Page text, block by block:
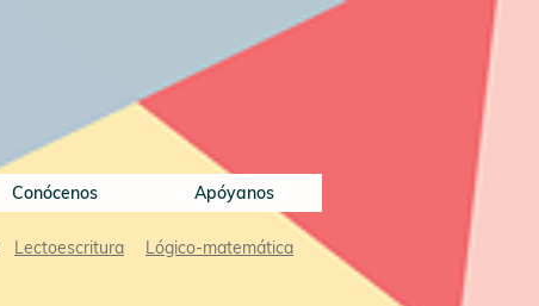
Conócenos Apóyanos
Lectoescritura Lógico-matemática